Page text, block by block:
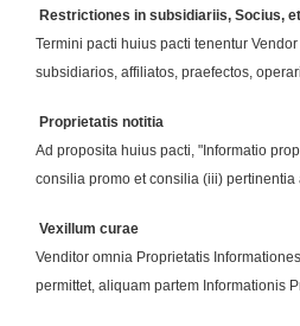
Restrictiones in subsidiariis, Socius,
Termini pacti huius pacti tenentur
subsidiarios, affiliatos, praefectos,
Proprietatis notitia
Ad proposita huius pacti, "Informatio
consilia promo et consilia (iii)
Vexillum curae
Venditor omnia Proprietatis
permittet, aliquam partem Informationis